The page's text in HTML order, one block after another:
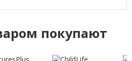
покупают